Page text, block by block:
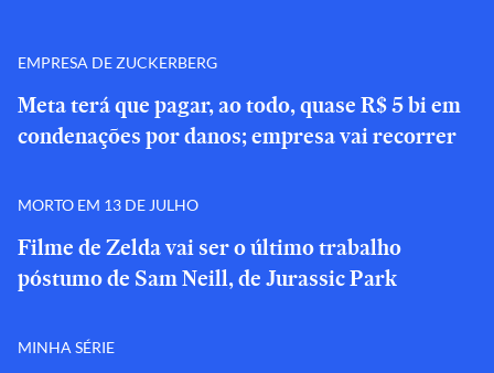
EMPRESA DE ZUCKERBERG
Meta terá que pagar, ao todo, quase R$ 5 bi em
condenações por danos; empresa vai recorrer
MORTO EM 13 DE JULHO
Filme de Zelda vai ser o último trabalho
póstumo de Sam Neill, de Jurassic Park
MINHA SÉRIE